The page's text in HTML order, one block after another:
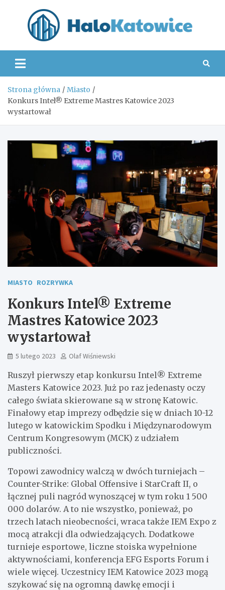
Strona główna
Miasto
Konkurs Intel® Extreme Mastres Katowice 2023
wystartował
MIASTO ROZRYWKA
Konkurs Intel® Extreme
Mastres Katowice 2023
wystartował
5 lutego 2023 Olaf Wiśniewski
Ruszył pierwszy etap konkursu Intel® Extreme
Masters Katowice 2023. Już po raz jedenasty oczy
całego świata skierowane są w stronę Katowic.
Finałowy etap imprezy odbędzie się w dniach 10-12
lutego w katowickim Spodku i Międzynarodowym
Centrum Kongresowym (MCK) z udziałem
publiczności.
Topowi zawodnicy walczą w dwóch turniejach –
Counter-Strike: Global Offensive i StarCraft II, o
łącznej puli nagród wynoszącej w tym roku 1 500
000 dolarów. A to nie wszystko, ponieważ, po
trzech latach nieobecności, wraca także IEM Expo z
mocą atrakcji dla odwiedzających. Dodatkowe
turnieje esportowe, liczne stoiska wypełnione
aktywnościami, konferencja EFG Esports Forum i
wiele więcej. Uczestnicy IEM Katowice 2023 mogą
szykować się na ogromną dawkę emocji i